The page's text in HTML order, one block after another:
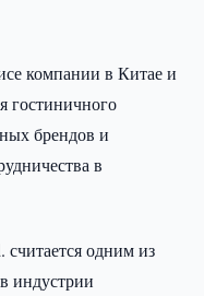
компании в Китае и
гостиничного
брендов и
в
считается одним из
индустрии